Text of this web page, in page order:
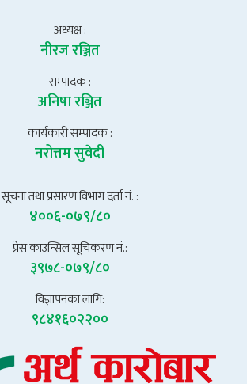
अध्यक्ष :
नीरज रञ्जित
सम्पादक :
अनिषा रञ्जित
कार्यकारी सम्पादक :
नरोत्तम सुवेदी
सूचना तथा प्रसारण विभाग दर्ता नं. :
४००६-०७९/८०
प्रेस काउन्सिल सूचिकरण नं.:
३९७८-०७९/८०
विज्ञापनका लागि:
९८४१६०२२००